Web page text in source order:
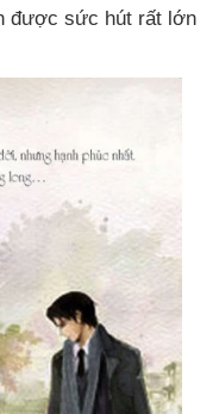
được sức hút rất lớn